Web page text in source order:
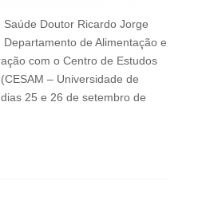
Doutor Ricardo Jorge
de Alimentação e
com o Centro de Estudos
– Universidade de
25 e 26 de setembro de